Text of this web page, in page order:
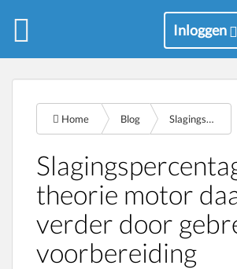
Inloggen
Home Blog Slagingspercentage motor theorie daalt verder door gebrekkige voorbereiding
theorie motor
verder door
voorbereiding